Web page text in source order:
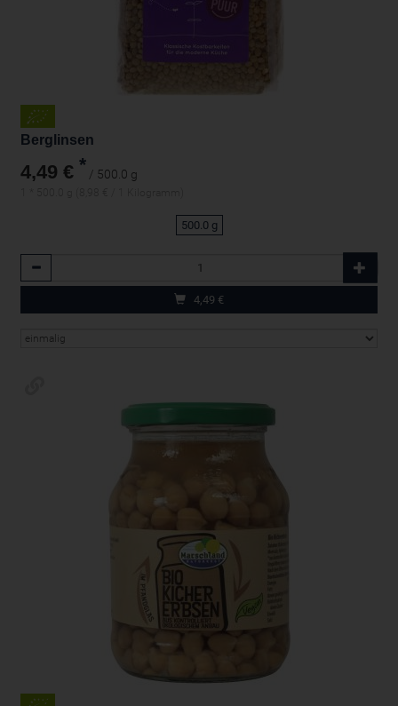
Berglinsen
4,49 € * / 500.0 g
500.0 g
4,49 €